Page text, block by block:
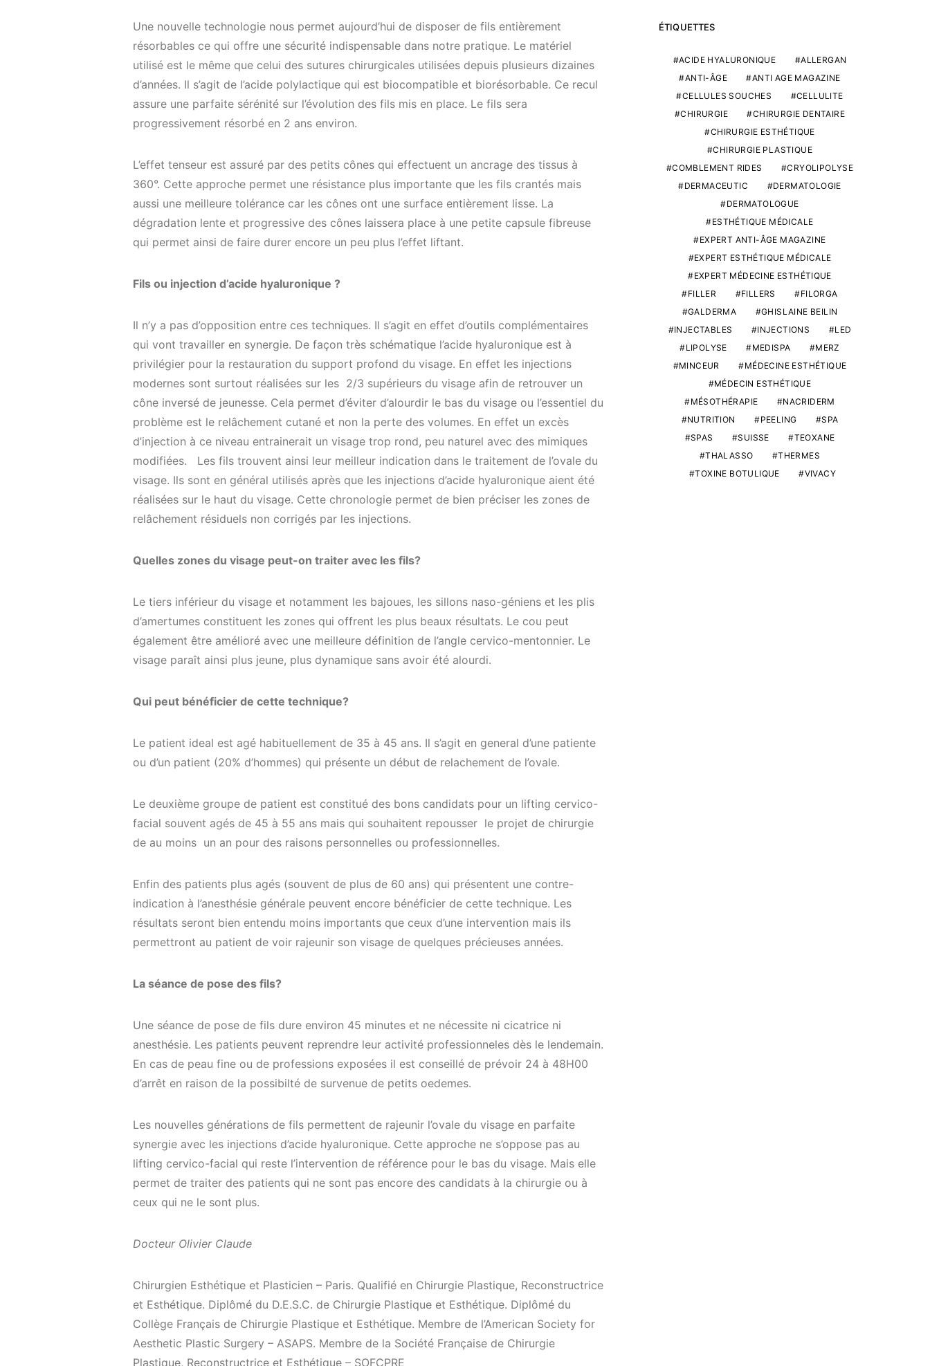
Une nouvelle technologie nous permet aujourd’hui de disposer de fils entièrement
résorbables ce qui offre une sécurité indispensable dans notre pratique. Le matériel
utilisé est le même que celui des sutures chirurgicales utilisées depuis plusieurs dizaines
d’années. Il s’agit de l’acide polylactique qui est biocompatible et biorésorbable. Ce recul
assure une parfaite sérénité sur l’évolution des fils mis en place. Le fils sera
progressivement résorbé en 2 ans environ.
L’effet tenseur est assuré par des petits cônes qui effectuent un ancrage des tissus à
360°. Cette approche permet une résistance plus importante que les fils crantés mais
aussi une meilleure tolérance car les cônes ont une surface entièrement lisse. La
dégradation lente et progressive des cônes laissera place à une petite capsule fibreuse
qui permet ainsi de faire durer encore un peu plus l’effet liftant.
Fils ou injection d’acide hyaluronique ?
Il n’y a pas d’opposition entre ces techniques. Il s’agit en effet d’outils complémentaires
qui vont travailler en synergie. De façon très schématique l’acide hyaluronique est à
privilégier pour la restauration du support profond du visage. En effet les injections
modernes sont surtout réalisées sur les 2/3 supérieurs du visage afin de retrouver un
cône inversé de jeunesse. Cela permet d’éviter d’alourdir le bas du visage ou l’essentiel du
problème est le relâchement cutané et non la perte des volumes. En effet un excès
d’injection à ce niveau entrainerait un visage trop rond, peu naturel avec des mimiques
modifiées. Les fils trouvent ainsi leur meilleur indication dans le traitement de l’ovale du
visage. Ils sont en général utilisés après que les injections d’acide hyaluronique aient été
réalisées sur le haut du visage. Cette chronologie permet de bien préciser les zones de
relâchement résiduels non corrigés par les injections.
Quelles zones du visage peut-on traiter avec les fils?
Le tiers inférieur du visage et notamment les bajoues, les sillons naso-géniens et les plis
d’amertumes constituent les zones qui offrent les plus beaux résultats. Le cou peut
également être amélioré avec une meilleure définition de l’angle cervico-mentonnier. Le
visage paraît ainsi plus jeune, plus dynamique sans avoir été alourdi.
Qui peut bénéficier de cette technique?
Le patient ideal est agé habituellement de 35 à 45 ans. Il s’agit en general d’une patiente
ou d’un patient (20% d’hommes) qui présente un début de relachement de l’ovale.
Le deuxième groupe de patient est constitué des bons candidats pour un lifting cervico-
facial souvent agés de 45 à 55 ans mais qui souhaitent repousser le projet de chirurgie
de au moins un an pour des raisons personnelles ou professionnelles.
Enfin des patients plus agés (souvent de plus de 60 ans) qui présentent une contre-
indication à l’anesthésie générale peuvent encore bénéficier de cette technique. Les
résultats seront bien entendu moins importants que ceux d’une intervention mais ils
permettront au patient de voir rajeunir son visage de quelques précieuses années.
La séance de pose des fils?
Une séance de pose de fils dure environ 45 minutes et ne nécessite ni cicatrice ni
anesthésie. Les patients peuvent reprendre leur activité professionneles dès le lendemain.
En cas de peau fine ou de professions exposées il est conseillé de prévoir 24 à 48H00
d’arrêt en raison de la possibilté de survenue de petits oedemes.
Les nouvelles générations de fils permettent de rajeunir l’ovale du visage en parfaite
synergie avec les injections d’acide hyaluronique. Cette approche ne s’oppose pas au
lifting cervico-facial qui reste l’intervention de référence pour le bas du visage. Mais elle
permet de traiter des patients qui ne sont pas encore des candidats à la chirurgie ou à
ceux qui ne le sont plus.
Docteur Olivier Claude
Chirurgien Esthétique et Plasticien – Paris. Qualifié en Chirurgie Plastique, Reconstructrice
et Esthétique. Diplômé du D.E.S.C. de Chirurgie Plastique et Esthétique. Diplômé du
Collège Français de Chirurgie Plastique et Esthétique. Membre de l’American Society for
Aesthetic Plastic Surgery – ASAPS. Membre de la Société Française de Chirurgie
Plastique, Reconstructrice et Esthétique – SOFCPRE
ÉTIQUETTES
ACIDE HYALURONIQUE
ALLERGAN
ANTI-ÂGE
ANTI AGE MAGAZINE
CELLULES SOUCHES
CELLULITE
CHIRURGIE
CHIRURGIE DENTAIRE
CHIRURGIE ESTHÉTIQUE
CHIRURGIE PLASTIQUE
COMBLEMENT RIDES
CRYOLIPOLYSE
DERMACEUTIC
DERMATOLOGIE
DERMATOLOGUE
ESTHÉTIQUE MÉDICALE
EXPERT ANTI-ÂGE MAGAZINE
EXPERT ESTHÉTIQUE MÉDICALE
EXPERT MÉDECINE ESTHÉTIQUE
FILLER
FILLERS
FILORGA
GALDERMA
GHISLAINE BEILIN
INJECTABLES
INJECTIONS
LED
LIPOLYSE
MEDISPA
MERZ
MINCEUR
MÉDECINE ESTHÉTIQUE
MÉDECIN ESTHÉTIQUE
MÉSOTHÉRAPIE
NACRIDERM
NUTRITION
PEELING
SPA
SPAS
SUISSE
TEOXANE
THALASSO
THERMES
TOXINE BOTULIQUE
VIVACY